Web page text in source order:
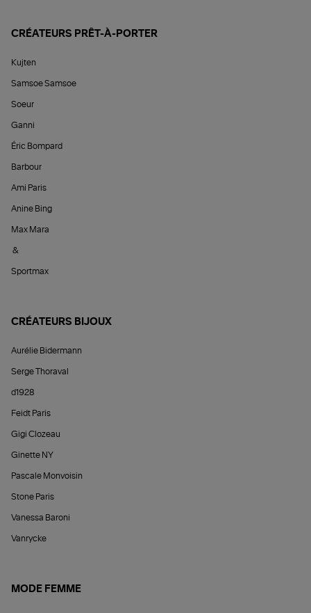
CRÉATEURS PRÊT-À-PORTER
Kujten
Samsoe Samsoe
Soeur
Ganni
Éric Bompard
Barbour
Ami Paris
Anine Bing
Max Mara
&
Sportmax
CRÉATEURS BIJOUX
Aurélie Bidermann
Serge Thoraval
d1928
Feidt Paris
Gigi Clozeau
Ginette NY
Pascale Monvoisin
Stone Paris
Vanessa Baroni
Vanrycke
MODE FEMME